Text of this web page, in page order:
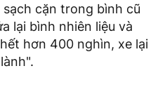
cặn trong bình cũ
lại bình nhiên liệu và
hơn 400 nghìn, xe lại